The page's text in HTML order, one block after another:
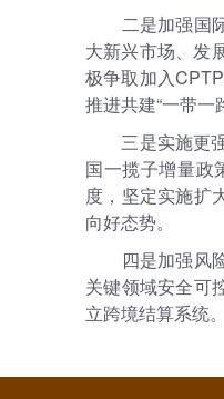
二是加强国
大新兴市场、发
极争取加入
推进共建“一带一
三是实施更
国一揽子增量政
度，坚定实施扩
向好态势。
四是加强风
关键领域安全可
立跨境结算系统。